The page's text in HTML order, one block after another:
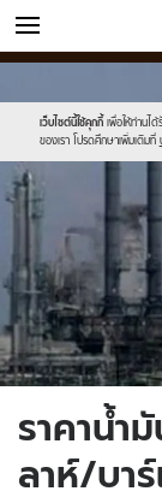
ข่าว
เว็บไซต์นี้ใช้คุกกี้ เพื่อให้ท่านไ
ของเรา โปรดศึกษาเพิ่มเติมที่
//s.isanook.com/
new-
sanook.png
//s.isanook.com/ns/
01.jpg
ราคาน้ำ
ลาห์/บาร์